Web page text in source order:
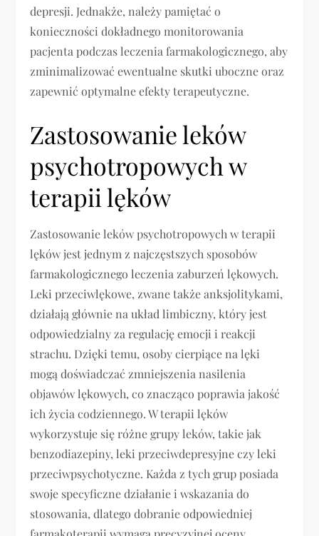
depresji. Jednakże, należy pamiętać o
konieczności dokładnego monitorowania
pacjenta podczas leczenia farmakologicznego, aby
zminimalizować ewentualne skutki uboczne oraz
zapewnić optymalne efekty terapeutyczne.
Zastosowanie leków
psychotropowych w
terapii lęków
Zastosowanie leków psychotropowych w terapii
lęków jest jednym z najczęstszych sposobów
farmakologicznego leczenia zaburzeń lękowych.
Leki przeciwlękowe, zwane także anksjolitykami,
działają głównie na układ limbiczny, który jest
odpowiedzialny za regulację emocji i reakcji
strachu. Dzięki temu, osoby cierpiące na lęki
mogą doświadczać zmniejszenia nasilenia
objawów lękowych, co znacząco poprawia jakość
ich życia codziennego. W terapii lęków
wykorzystuje się różne grupy leków, takie jak
benzodiazepiny, leki przeciwdepresyjne czy leki
przeciwpsychotyczne. Każda z tych grup posiada
swoje specyficzne działanie i wskazania do
stosowania, dlatego dobranie odpowiedniej